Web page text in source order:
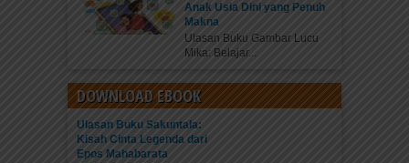
Anak Usia Dini yang Penuh
Makna
Ulasan Buku Gambar Lucu
Mika: Belajar...
DOWNLOAD EBOOK
Ulasan Buku Sakuntala:
Kisah Cinta Legenda dari
Epos Mahabarata